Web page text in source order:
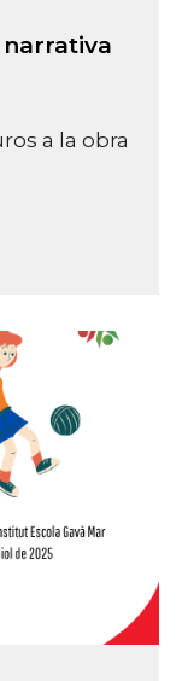
a la obra